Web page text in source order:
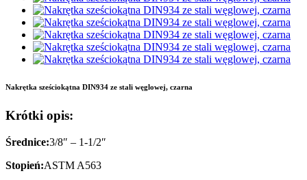
Nakrętka sześciokątna DIN934 ze stali węglowej, czarna
Krótki opis:
Średnice:3/8″ – 1-1/2″
Stopień:ASTM A563